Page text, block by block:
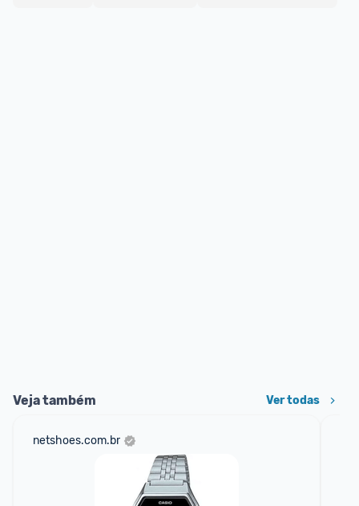
Veja também Ver todas
netshoes.com.br